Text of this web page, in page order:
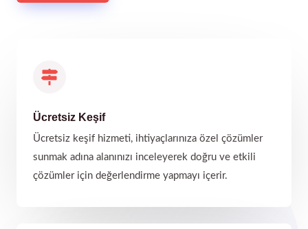
Ücretsiz Keşif
Ücretsiz keşif hizmeti, ihtiyaçlarınıza özel çözümler
sunmak adına alanınızı inceleyerek doğru ve etkili
çözümler için değerlendirme yapmayı içerir.